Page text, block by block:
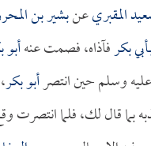
المقبريعنبشير بن
أبي بكرفآذاه، فصمت عنه
وسلم حين انتصرأبو بكر
بما قال لك، فلما